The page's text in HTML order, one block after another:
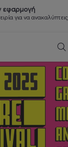
εφαρμογή
για να ανακαλύπτεις